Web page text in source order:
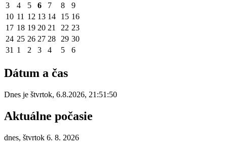
3
4 5 6 7 8
9
10 11 12 13 14 15 16
17 18 19 20 21 22 23
24 25 26 27 28 29 30
31 1 2 3 4 5 6
Dátum a čas
Dnes je štvrtok, 6.8.2026, 21:51:50
Aktuálne počasie
dnes, štvrtok 6. 8. 2026